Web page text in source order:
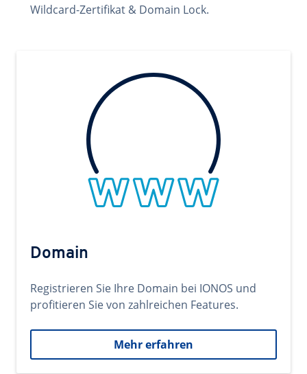
Wildcard-Zertifikat & Domain Lock.
Domain
Registrieren Sie Ihre Domain bei IONOS und
profitieren Sie von zahlreichen Features.
Mehr erfahren